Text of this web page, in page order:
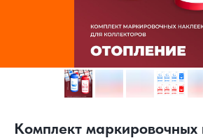
Комплект маркировочных